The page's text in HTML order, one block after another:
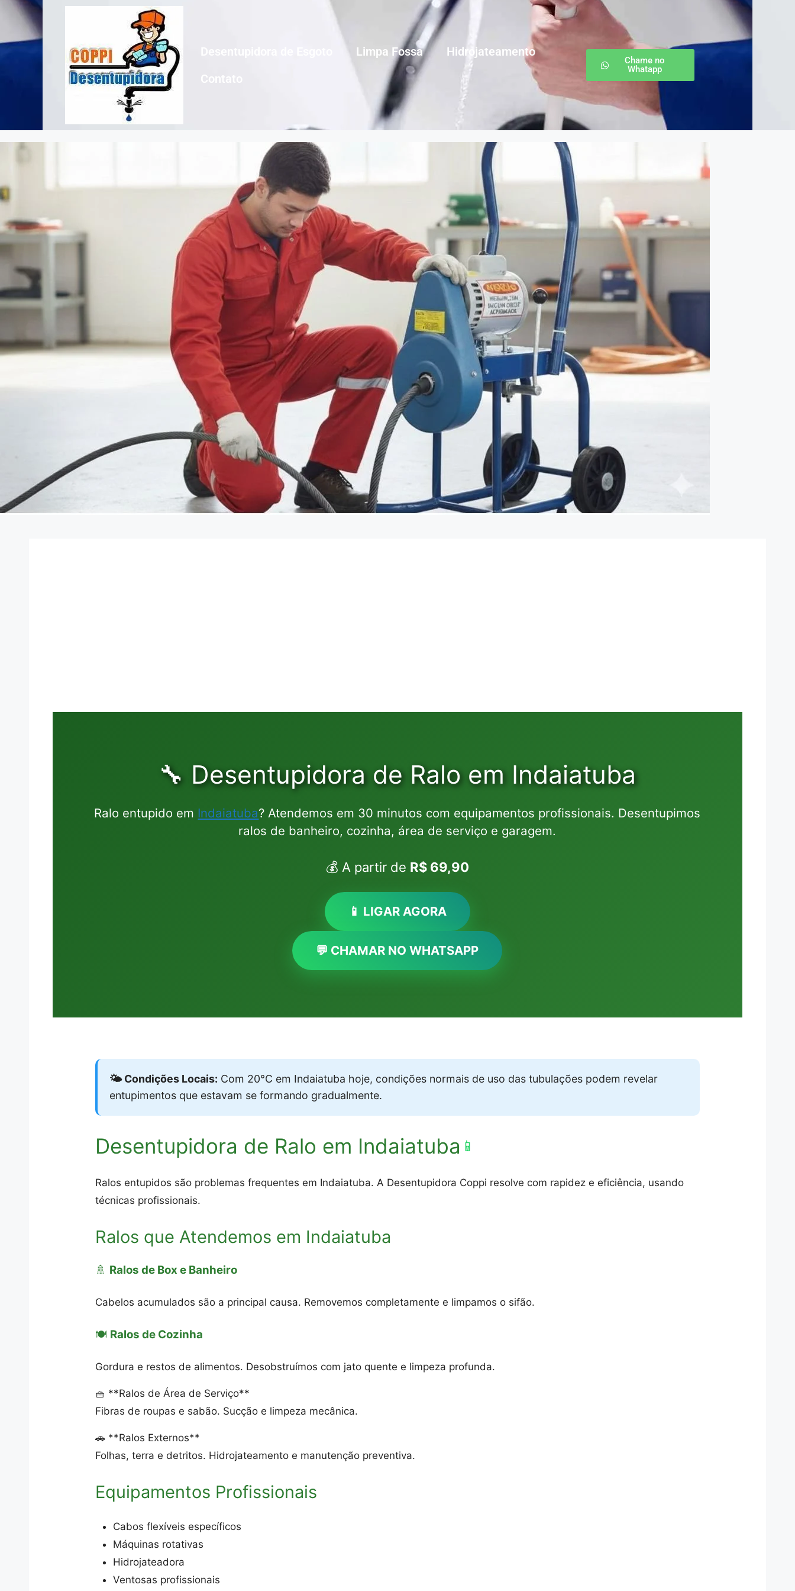
Limpa Fossa
Hidrojateamento
Chame no
Whatapp
🔧 Desentupidora de Ralo em Indaiatuba
Ralo entupido em Indaiatuba? Atendemos em 30 minutos com equipamentos profissionais. Desentupimos
ralos de banheiro, cozinha, área de serviço e garagem.
💰 A partir de R$ 69,90
📱 LIGAR AGORA
💬 CHAMAR NO WHATSAPP
🌤️ Condições Locais: Com 20°C em Indaiatuba hoje, condições normais de uso das tubulações podem revelar
entupimentos que estavam se formando gradualmente.
Desentupidora de Ralo em Indaiatuba 📱
Ralos entupidos são problemas frequentes em Indaiatuba. A Desentupidora Coppi resolve com rapidez e eficiência, usando
técnicas profissionais.
Ralos que Atendemos em Indaiatuba
🚿 Ralos de Box e Banheiro
Cabelos acumulados são a principal causa. Removemos completamente e limpamos o sifão.
🍽️ Ralos de Cozinha
Gordura e restos de alimentos. Desobstruímos com jato quente e limpeza profunda.
🧺 **Ralos de Área de Serviço**
Fibras de roupas e sabão. Sucção e limpeza mecânica.
🚗 **Ralos Externos**
Folhas, terra e detritos. Hidrojateamento e manutenção preventiva.
Equipamentos Profissionais
Cabos flexíveis específicos
Máquinas rotativas
Hidrojateadora
Ventosas profissionais